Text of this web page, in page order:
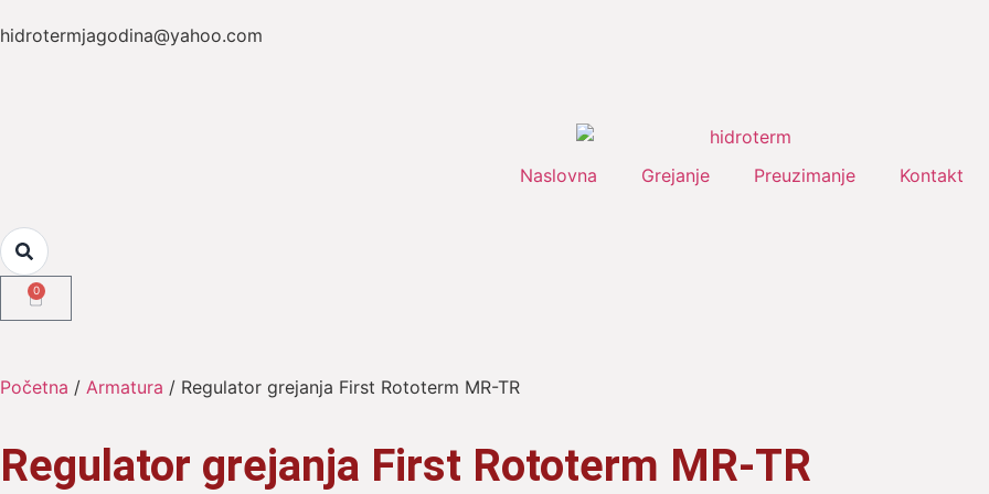
hidrotermjagodina@yahoo.com
Naslovna Grejanje Preuzimanje Kontakt
0
Početna / Armatura / Regulator grejanja First Rototerm MR-TR
Regulator grejanja First Rototerm MR-TR